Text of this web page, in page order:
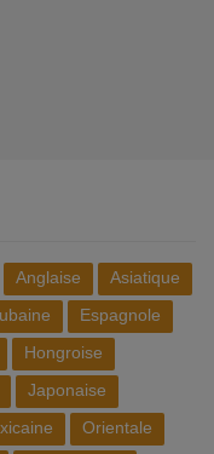
Anglaise
Asiatique
Espagnole
Hongroise
Japonaise
Orientale